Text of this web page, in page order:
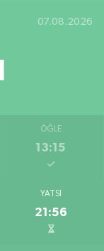
07.08.2026
ÖĞLE
13:15
YATSI
21:56